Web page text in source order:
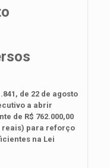
de 22 de agosto
a abrir
de R$ 762.000,00
reais) para reforço
na Lei